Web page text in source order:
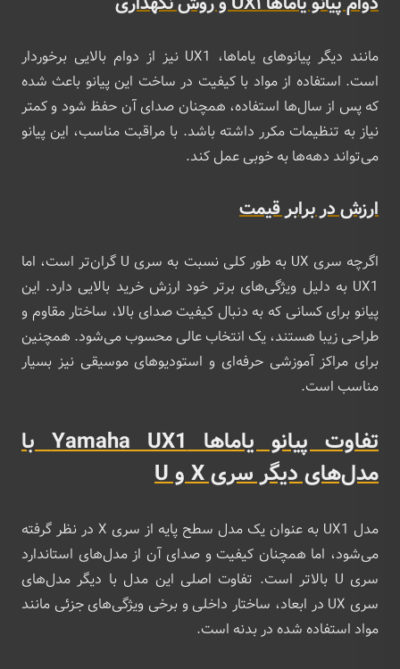
مانند دیگر پیانوهای یاماها، UX1 نیز از دوام بالایی برخوردار
است. استفاده از مواد با کیفیت در ساخت این پیانو باعث شده
که پس از سال‌ها استفاده، همچنان صدای آن حفظ شود و کمتر
نیاز به تنظیمات مکرر داشته باشد. با مراقبت مناسب، این پیانو
می‌تواند دهه‌ها به خوبی عمل کند.
ارزش در برابر قیمت
اگرچه سری UX به طور کلی نسبت به سری U گران‌تر است، اما
UX1 به دلیل ویژگی‌های برتر خود ارزش خرید بالایی دارد. این
پیانو برای کسانی که به دنبال کیفیت صدای بالا، ساختار مقاوم و
طراحی زیبا هستند، یک انتخاب عالی محسوب می‌شود. همچنین
برای مراکز آموزشی حرفه‌ای و استودیوهای موسیقی نیز بسیار
مناسب است.
تفاوت پیانو یاماها Yamaha UX1 با
مدل‌های دیگر سری X و U
مدل UX1 به عنوان یک مدل سطح پایه از سری X در نظر گرفته
می‌شود، اما همچنان کیفیت و صدای آن از مدل‌های استاندارد
سری U بالاتر است. تفاوت اصلی این مدل با دیگر مدل‌های
سری UX در ابعاد، ساختار داخلی و برخی ویژگی‌های جزئی مانند
مواد استفاده شده در بدنه است.